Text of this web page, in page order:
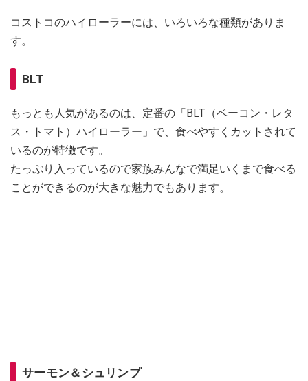
コストコのハイローラーには、いろいろな種類がありま
す。
BLT
もっとも人気があるのは、定番の「BLT（ベーコン・レタ
ス・トマト）ハイローラー」で、食べやすくカットされて
いるのが特徴です。
たっぷり入っているので家族みんなで満足いくまで食べる
ことができるのが大きな魅力でもあります。
サーモン＆シュリンプ